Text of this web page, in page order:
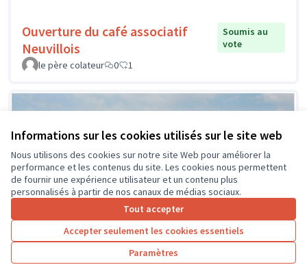
Informations sur les cookies utilisés sur le site web
Nous utilisons des cookies sur notre site Web pour améliorer la
performance et les contenus du site. Les cookies nous permettent
de fournir une expérience utilisateur et un contenu plus
personnalisés à partir de nos canaux de médias sociaux.
Tout accepter
Accepter seulement les cookies essentiels
Paramètres
Ouverture du café associatif
Neuvillois
Soumis au
vote
le père colateur
0 1